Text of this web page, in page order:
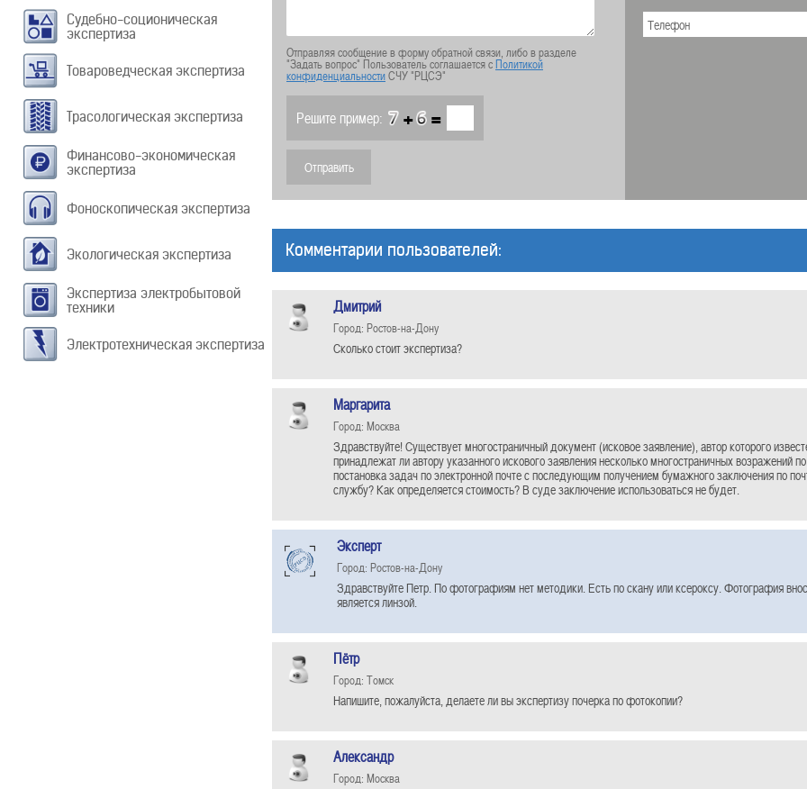
Судебно-соционическая
экспертиза
Товароведческая экспертиза
Трасологическая экспертиза
Финансово-экономическая
экспертиза
Фоноскопическая экспертиза
Экологическая экспертиза
Экспертиза электробытовой
техники
Электротехническая экспертиза
Отправляя сообщение в форму обратной связи, либо в разделе
"Задать вопрос" Пользователь соглашается сПолитикой
конфиденциальностиСЧУ "РЦСЭ"
Решите пример: + =
Комментарии пользователей:
Дмитрий
Город: Ростов-на-Дону
Сколько стоит экспертиза?
Маргарита
Город: Москва
Здравствуйте! Существует многостраничный документ (исковое заявление), автор которого
принадлежат ли автору указанного искового заявления несколько многостраничных
постановка задач по электронной почте с последующим получением бумажного заключения по
службу? Как определяется стоимость? В суде заключение использоваться не будет.
Эксперт
Город: Ростов-на-Дону
Здравствуйте Петр. По фотографиям нет методики. Есть по скану или ксероксу. Фотография
является линзой.
Пётр
Город: Томск
Напишите, пожалуйста, делаете ли вы экспертизу почерка по фотокопии?
Александр
Город: Москва